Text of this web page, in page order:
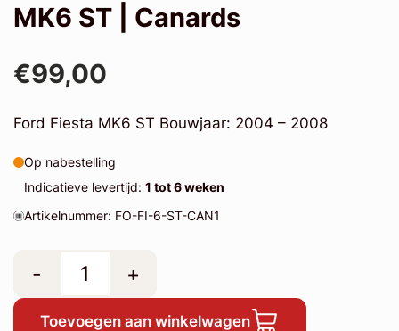
MK6 ST | Canards
€99,00
Ford Fiesta MK6 ST Bouwjaar: 2004 – 2008
Op nabestelling
Indicatieve levertijd: 1 tot 6 weken
Artikelnummer: FO-FI-6-ST-CAN1
- +
Toevoegen aan winkelwagen